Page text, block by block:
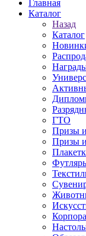
Главная
Каталог
Назад
Каталог
ГТО
Призы
Призы и